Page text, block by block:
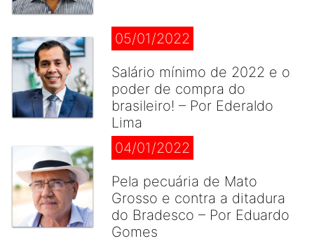
05/01/2022
Salário mínimo de 2022 e o
poder de compra do
brasileiro! – Por Ederaldo
Lima
04/01/2022
Pela pecuária de Mato
Grosso e contra a ditadura
do Bradesco – Por Eduardo
Gomes